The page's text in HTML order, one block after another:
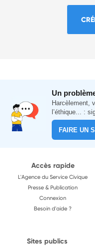
Un
Harcèlement,
l’éthique... :
FAIRE UN
Accès rapide
L'Agence du Service Civique
Presse & Publication
Connexion
Besoin d'aide ?
Sites publics